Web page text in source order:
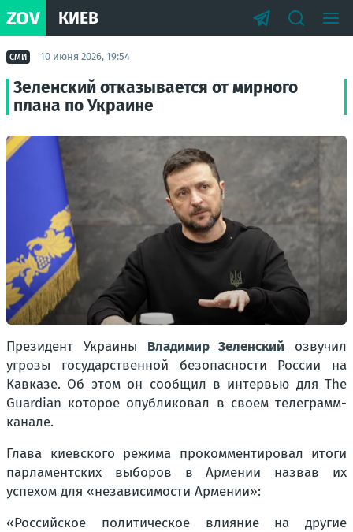
ZOV КИЕВ
СМИ 10 июня 2026, 19:54
Зеленский отказывается от мирного
плана по Украине
Президент Украины Владимир Зеленский озвучил
угрозы государственной безопасности России на
Кавказе. Об этом он сообщил в интервью для The
Guardian которое опубликовал в своем телеграмм-
канале.
Глава киевского режима прокомментировал итоги
парламентских выборов в Армении назвав их
успехом для «независимости Армении»:
«Российское политическое влияние на другие